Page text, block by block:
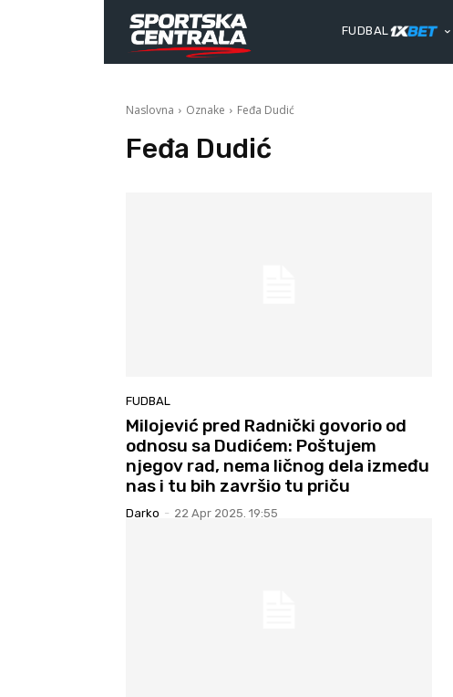
FUDBAL
Naslovna Oznake Feđa Dudić
Feđa Dudić
FUDBAL
Milojević pred Radnički govorio od
odnosu sa Dudićem: Poštujem
njegov rad, nema ličnog dela između
nas i tu bih završio tu priču
Darko - 22 Apr 2025. 19:55